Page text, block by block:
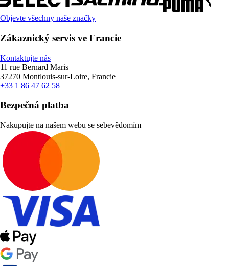
Objevte všechny naše značky
Zákaznický servis ve Francie
Kontaktujte nás
11 rue Bernard Maris
37270 Montlouis-sur-Loire, Francie
+33 1 86 47 62 58
Bezpečná platba
Nakupujte na našem webu se sebevědomím